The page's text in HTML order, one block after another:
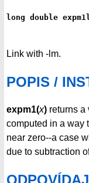
long double
Link with -lm.
POPIS /
expm1(x) returns a
computed in a way
near zero--a case
due to subtraction